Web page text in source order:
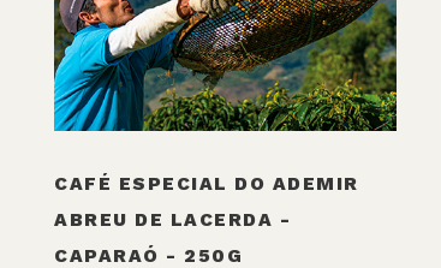
CAFÉ ESPECIAL DO ADEMIR
ABREU DE LACERDA -
CAPARAÓ - 250G